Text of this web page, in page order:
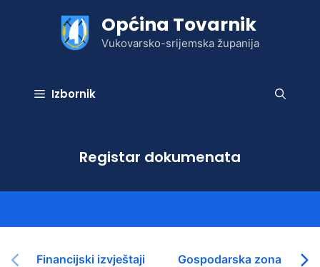
Općina Tovarnik
Vukovarsko-srijemska županija
Izbornik
Registar dokumenata
Financijski izvještaji Gospodarska zona